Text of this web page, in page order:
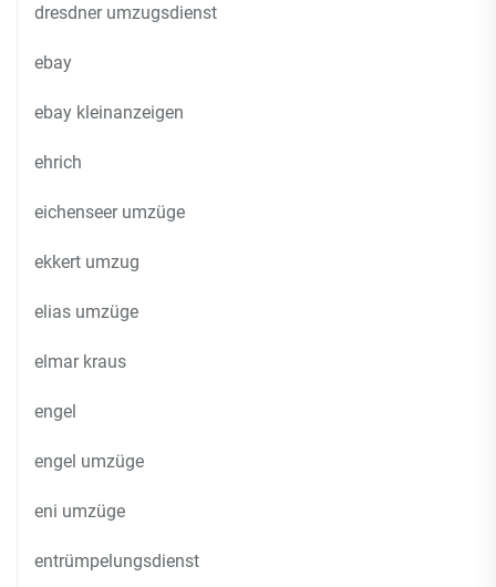
dresdner umzugsdienst
ebay
ebay kleinanzeigen
ehrich
eichenseer umzüge
ekkert umzug
elias umzüge
elmar kraus
engel
engel umzüge
eni umzüge
entrümpelungsdienst